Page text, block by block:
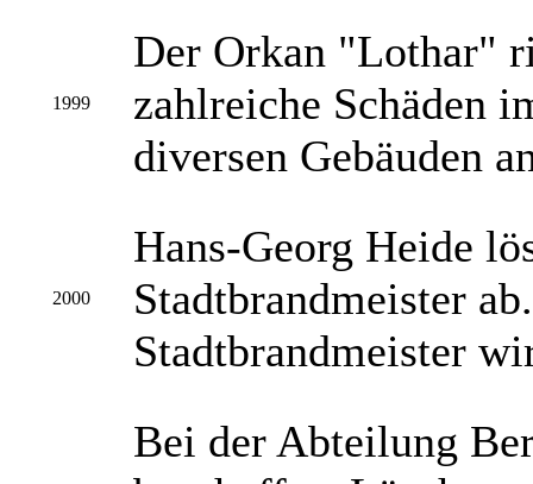
1999
Der Orkan "Lothar"
zahlreiche Schäden
diversen Gebäuden
2000
Hans-Georg Heide
Stadtbrandmeister
Stadtbrandmeister
Bei der Abteilung